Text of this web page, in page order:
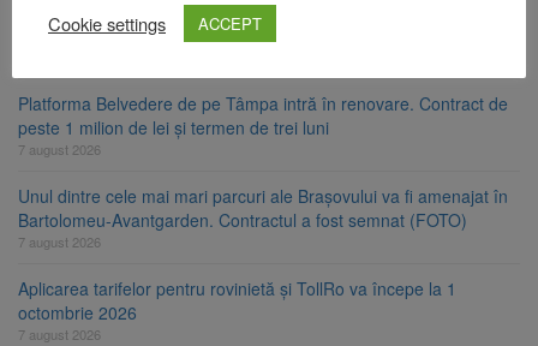
Clădirile Duplex de lângă Piața Star din Brașov au fost demolate
Platforma Belvedere de pe Tâmpa intră în renovare. Contract de
peste 1 milion de lei și termen de trei luni
7 august 2026
Unul dintre cele mai mari parcuri ale Brașovului va fi amenajat în
Bartolomeu-Avantgarden. Contractul a fost semnat (FOTO)
7 august 2026
Aplicarea tarifelor pentru rovinietă și TollRo va începe la 1
octombrie 2026
7 august 2026
Cookie settings
ACCEPT